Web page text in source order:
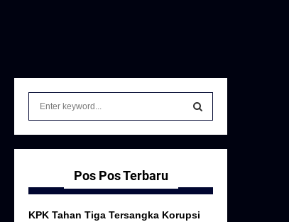
f
r
S
A
Pos Pos Terbaru
KPK Tahan Tiga Tersangka Korupsi